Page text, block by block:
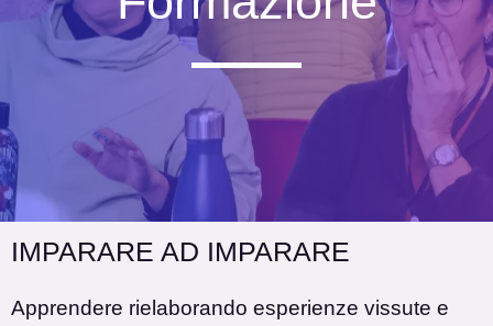
IMPARARE AD IMPARARE
Apprendere rielaborando esperienze vissute e